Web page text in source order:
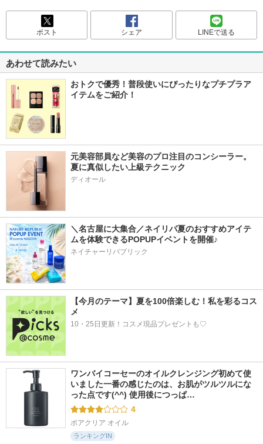
ポスト シェア LINEで送る
あわせて読みたい
おトクで優秀！普段使いにぴったりなプチプラア
イテムをご紹介！
元美容部員など美容のプロ注目のコンシーラー。
夏に真似したい上級テクニック
ディオール
＼名古屋に大集合／ネイリパ夏のおすすめアイテ
ムを体験できるPOPUPイベントを開催♪
ネイチャーリパブリック
【今月のテーマ】夏を100倍楽しむ！私を彩るコス
メ
10・25日更新！コスメ現品プレゼントも♡
ワンバイコーセーのオイルクレンジング初めて使
いました一番の感じたのは、お肌がツルツルにな
った点です(^^) 使用後につっぱ…
4
ポアクリア オイル
ランキングIN